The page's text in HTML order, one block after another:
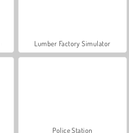
Lumber Factory Simulator
Police Station